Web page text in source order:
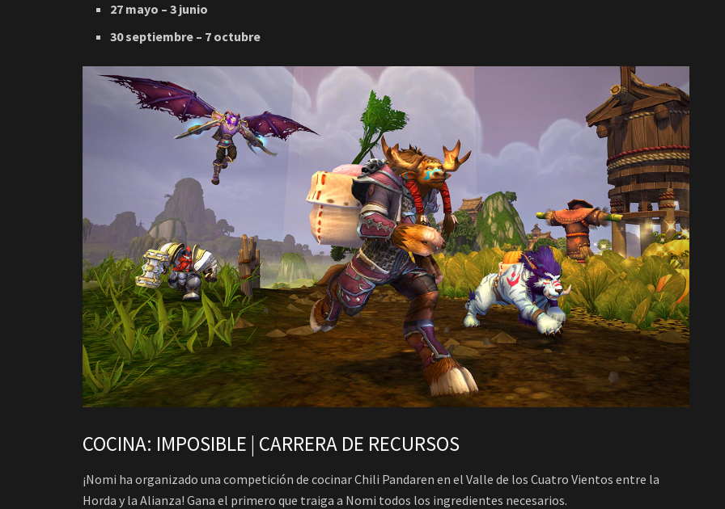
27 mayo – 3 junio
30 septiembre – 7 octubre
COCINA: IMPOSIBLE | CARRERA DE RECURSOS
¡Nomi ha organizado una competición de cocinar Chili Pandaren en el Valle de los Cuatro Vientos entre la
Horda y la Alianza! Gana el primero que traiga a Nomi todos los ingredientes necesarios.